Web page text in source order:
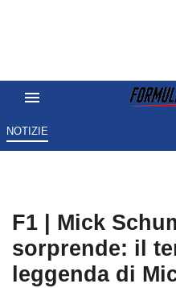
NOTIZIE
F1 | Mick
sorprende: il
leggenda di